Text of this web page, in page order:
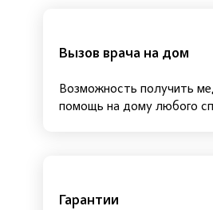
Вызов врача на дом
Возможность получить
помощь на дому любого
Гарантии